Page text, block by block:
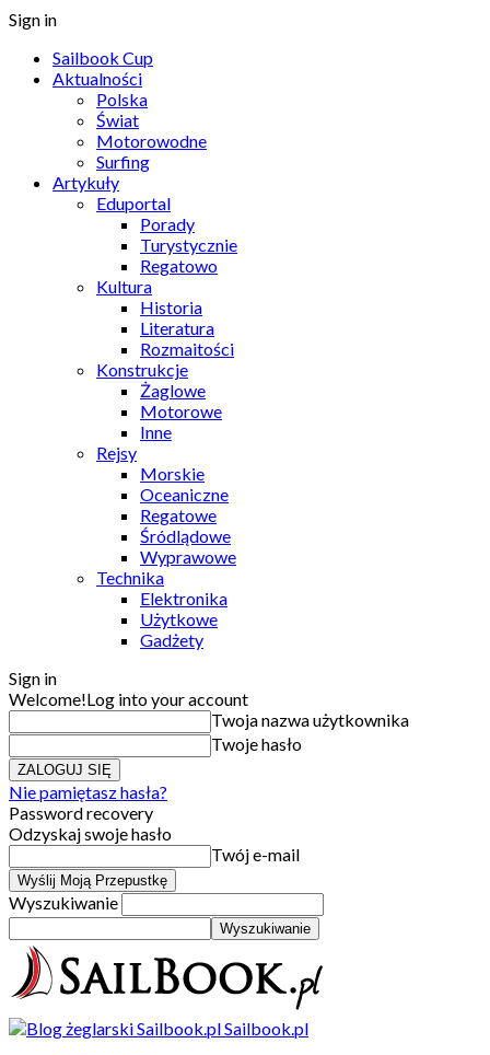
Sign in
Sailbook Cup
Aktualności
Polska
Świat
Motorowodne
Surfing
Artykuły
Eduportal
Porady
Turystycznie
Regatowo
Kultura
Historia
Literatura
Rozmaitości
Konstrukcje
Żaglowe
Motorowe
Inne
Rejsy
Morskie
Oceaniczne
Regatowe
Śródlądowe
Wyprawowe
Technika
Elektronika
Użytkowe
Gadżety
Sign in
Welcome!Log into your account
Twoja nazwa użytkownika
Twoje hasło
Nie pamiętasz hasła?
Password recovery
Odzyskaj swoje hasło
Twój e-mail
Wyszukiwanie
Sailbook.pl